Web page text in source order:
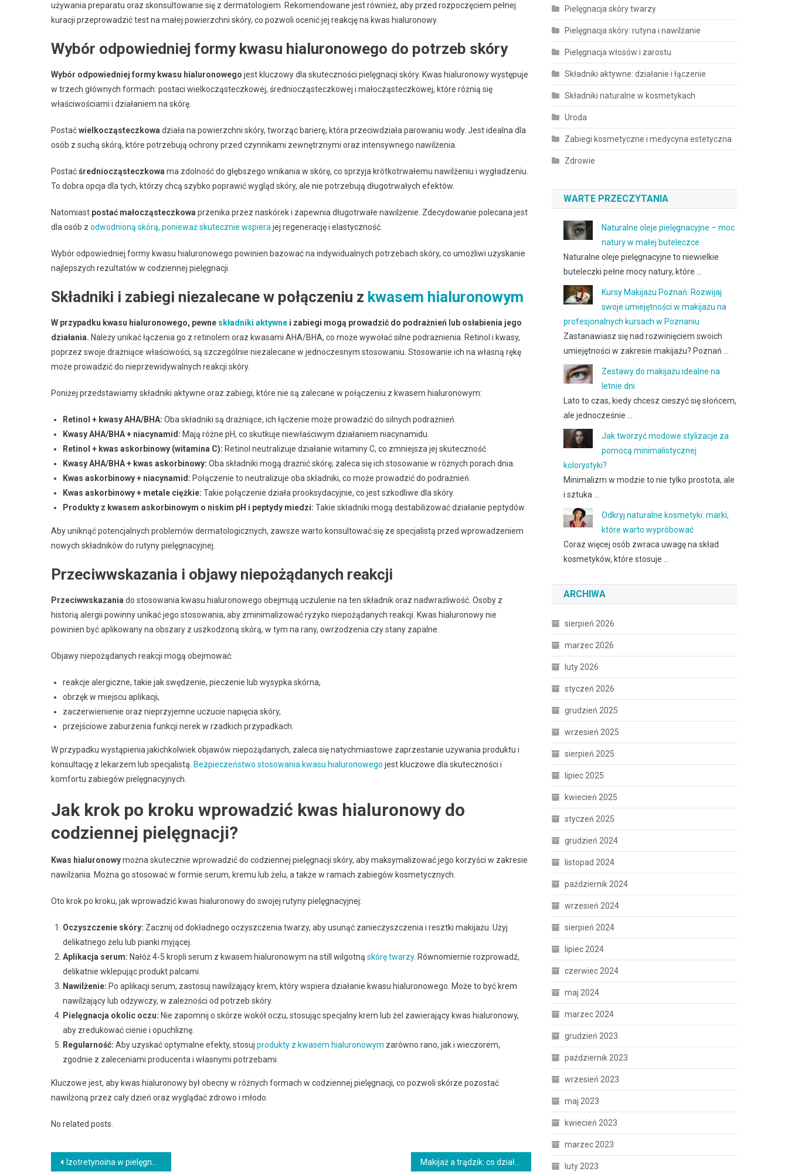
używania preparatu oraz skonsultowanie się z dermatologiem. Rekomendowane jest również, aby przed rozpoczęciem pełnej
kuracji przeprowadzić test na małej powierzchni skóry, co pozwoli ocenić jej reakcję na kwas hialuronowy.
Wybór odpowiedniej formy kwasu hialuronowego do potrzeb skóry
Wybór odpowiedniej formy kwasu hialuronowego jest kluczowy dla skuteczności pielęgnacji skóry. Kwas hialuronowy występuje
w trzech głównych formach: postaci wielkocząsteczkowej, średniocząsteczkowej i małocząsteczkowej, które różnią się
właściwościami i działaniem na skórę.
Postaćwielkocząsteczkowadziała na powierzchni skóry, tworząc barierę, która przeciwdziała parowaniu wody. Jest idealna dla
osób z suchą skórą, które potrzebują ochrony przed czynnikami zewnętrznymi oraz intensywnego nawilżenia.
Postaćśredniocząsteczkowama zdolność do głębszego wnikania w skórę, co sprzyja krótkotrwałemu nawilżeniu i wygładzeniu.
To dobra opcja dla tych, którzy chcą szybko poprawić wygląd skóry, ale nie potrzebują długotrwałych efektów.
Natomiast postać małocząsteczkowaprzenika przez naskórek i zapewnia długotrwałe nawilżenie. Zdecydowanie polecana jest
dla osób z odwodnioną skórą, ponieważ skutecznie wspierajej regenerację i elastyczność.
Wybór odpowiedniej formy kwasu hialuronowego powinien bazować na indywidualnych potrzebach skóry, co umożliwi uzyskanie
najlepszych rezultatów w codziennej pielęgnacji.
Składniki i zabiegi niezalecane w połączeniu z kwasem hialuronowym
W przypadku kwasu hialuronowego, pewne składniki aktywne i zabiegi mogą prowadzić do podrażnień lub osłabienia jego
działania. Należy unikać łączenia go z retinolem oraz kwasami AHA/BHA, co może wywołać silne podrażnienia. Retinol i kwasy,
poprzez swoje drażniące właściwości, są szczególnie niezalecane w jednoczesnym stosowaniu. Stosowanie ich na własną rękę
może prowadzić do nieprzewidywalnych reakcji skóry.
Poniżej przedstawiamy składniki aktywne oraz zabiegi, które nie są zalecane w połączeniu z kwasem hialuronowym:
Retinol + kwasy AHA/BHA: Oba składniki są drażniące, ich łączenie może prowadzić do silnych podrażnień.
Kwasy AHA/BHA + niacynamid: Mają różne pH, co skutkuje niewłaściwym działaniem niacynamidu.
Retinol + kwas askorbinowy (witamina C): Retinol neutralizuje działanie witaminy C, co zmniejsza jej skuteczność.
Kwasy AHA/BHA + kwas askorbinowy: Oba składniki mogą drażnić skórę; zaleca się ich stosowanie w różnych porach dnia.
Kwas askorbinowy + niacynamid: Połączenie to neutralizuje oba składniki, co może prowadzić do podrażnień.
Kwas askorbinowy + metale ciężkie: Takie połączenie działa prooksydacyjnie, co jest szkodliwe dla skóry.
Produkty z kwasem askorbinowym o niskim pH i peptydy miedzi: Takie składniki mogą destabilizować działanie peptydów.
Aby uniknąć potencjalnych problemów dermatologicznych, zawsze warto konsultować się ze specjalistą przed wprowadzeniem
nowych składników do rutyny pielęgnacyjnej.
Przeciwwskazania i objawy niepożądanych reakcji
Przeciwwskazaniado stosowania kwasu hialuronowego obejmują uczulenie na ten składnik oraz nadwrażliwość. Osoby z
historią alergii powinny unikać jego stosowania, aby zminimalizować ryzyko niepożądanych reakcji. Kwas hialuronowy nie
powinien być aplikowany na obszary z uszkodzoną skórą, w tym na rany, owrzodzenia czy stany zapalne.
Objawy niepożądanych reakcji mogą obejmować:
reakcje alergiczne, takie jak swędzenie, pieczenie lub wysypka skórna,
obrzęk w miejscu aplikacji,
zaczerwienienie oraz nieprzyjemne uczucie napięcia skóry,
przejściowe zaburzenia funkcji nerek w rzadkich przypadkach.
W przypadku wystąpienia jakichkolwiek objawów niepożądanych, zaleca się natychmiastowe zaprzestanie używania produktu i
konsultację z lekarzem lub specjalistą. Bezpieczeństwo stosowania kwasu hialuronowego jest kluczowe dla skuteczności i
komfortu zabiegów pielęgnacyjnych.
Jak krok po kroku wprowadzić kwas hialuronowy do
codziennej pielęgnacji?
Kwas hialuronowymożna skutecznie wprowadzić do codziennej pielęgnacji skóry, aby maksymalizować jego korzyści w zakresie
nawilżania. Można go stosować w formie serum, kremu lub żelu, a także w ramach zabiegów kosmetycznych.
Oto krok po kroku, jak wprowadzić kwas hialuronowy do swojej rutyny pielęgnacyjnej:
Oczyszczenie skóry: Zacznij od dokładnego oczyszczenia twarzy, aby usunąć zanieczyszczenia i resztki makijażu. Użyj
delikatnego żelu lub pianki myjącej.
Aplikacja serum: Nałóż 4-5 kropli serum z kwasem hialuronowym na still wilgotną skórę twarzy. Równomiernie rozprowadź,
delikatnie wklepując produkt palcami.
Nawilżenie: Po aplikacji serum, zastosuj nawilżający krem, który wspiera działanie kwasu hialuronowego. Może to być krem
nawilżający lub odżywczy, w zależności od potrzeb skóry.
Pielęgnacja okolic oczu: Nie zapomnij o skórze wokół oczu, stosując specjalny krem lub żel zawierający kwas hialuronowy,
aby zredukować cienie i opuchliznę.
Regularność: Aby uzyskać optymalne efekty, stosuj produkty z kwasem hialuronowym zarówno rano, jak i wieczorem,
zgodnie z zaleceniami producenta i własnymi potrzebami.
Kluczowe jest, aby kwas hialuronowy był obecny w różnych formach w codziennej pielęgnacji, co pozwoli skórze pozostać
nawilżoną przez cały dzień oraz wyglądać zdrowo i młodo.
No related posts.
Nawigacja
Izotretynoina w pielęgnacji: co daje, jak stosować i z czym łączyć Makijaż a trądzik: co działa, jak stosować i kiedy zmienić plan
Pielęgnacja skóry twarzy
Pielęgnacja skóry: rutyna i nawilżanie
Pielęgnacja włosów i zarostu
Składniki aktywne: działanie i łączenie
Składniki naturalne w kosmetykach
Uroda
Zabiegi kosmetyczne i medycyna estetyczna
Zdrowie
WARTE PRZECZYTANIA
Naturalne oleje pielęgnacyjne – moc
natury w małej buteleczce
Naturalne oleje pielęgnacyjne to niewielkie
buteleczki pełne mocy natury, które …
Kursy Makijażu Poznań: Rozwijaj
swoje umiejętności w makijażu na
profesjonalnych kursach w Poznaniu
Zastanawiasz się nad rozwinięciem swoich
umiejętności w zakresie makijażu? Poznań …
Zestawy do makijażu idealne na
letnie dni
Lato to czas, kiedy chcesz cieszyć się słońcem,
ale jednocześnie …
Jak tworzyć modowe stylizacje za
pomocą minimalistycznej
kolorystyki?
Minimalizm w modzie to nie tylko prostota, ale
i sztuka …
Odkryj naturalne kosmetyki: marki,
które warto wypróbować
Coraz więcej osób zwraca uwagę na skład
kosmetyków, które stosuje …
ARCHIWA
sierpień 2026
marzec 2026
luty 2026
styczeń 2026
grudzień 2025
wrzesień 2025
sierpień 2025
lipiec 2025
kwiecień 2025
styczeń 2025
grudzień 2024
listopad 2024
październik 2024
wrzesień 2024
sierpień 2024
lipiec 2024
czerwiec 2024
maj 2024
marzec 2024
grudzień 2023
październik 2023
wrzesień 2023
maj 2023
kwiecień 2023
marzec 2023
luty 2023